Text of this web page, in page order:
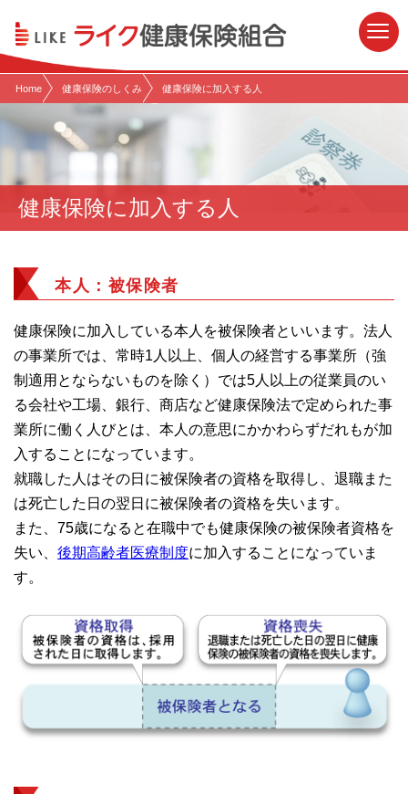
Home 健康保険のしくみ 健康保険に加入する人
健康保険に加入する人
本人：被保険者
健康保険に加入している本人を被保険者といいます。法人
の事業所では、常時1人以上、個人の経営する事業所（強
制適用とならないものを除く）では5人以上の従業員のい
る会社や工場、銀行、商店など健康保険法で定められた事
業所に働く人びとは、本人の意思にかかわらずだれもが加
入することになっています。
就職した人はその日に被保険者の資格を取得し、退職また
は死亡した日の翌日に被保険者の資格を失います。
また、75歳になると在職中でも健康保険の被保険者資格を
失い、 後期高齢者医療制度に加入することになっていま
す。